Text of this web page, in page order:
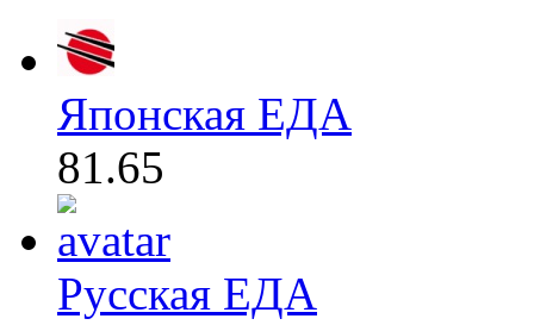
Японская ЕДА
81.65
Русская ЕДА